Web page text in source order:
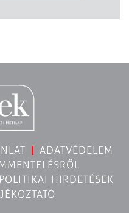
ADATVÉDELEM
POLITIKAI HIRDETÉSEK